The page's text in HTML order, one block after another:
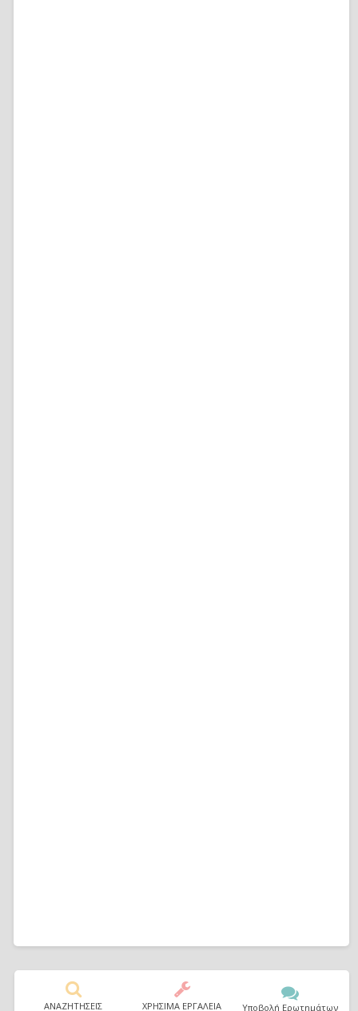
ΑΝΑΖΗΤΗΣΕΙΣ ΧΡΗΣΙΜΑ ΕΡΓΑΛΕΙΑ Υποβολή Ερωτημάτων